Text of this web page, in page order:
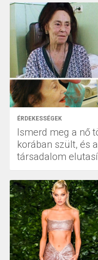
ÉRDEKESSÉGEK
Ismerd meg a nő
korában szült, és
társadalom